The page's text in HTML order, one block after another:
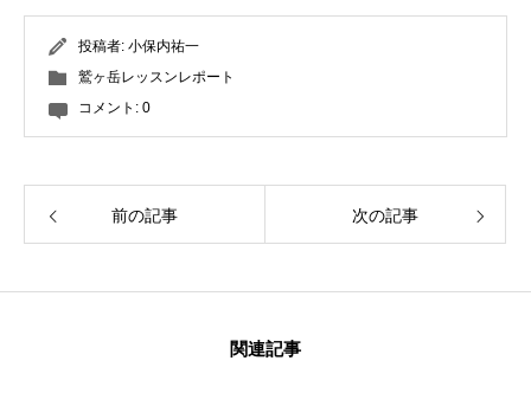
投稿者: 小保内祐一
鷲ヶ岳レッスンレポート
コメント: 0
前の記事 次の記事
関連記事